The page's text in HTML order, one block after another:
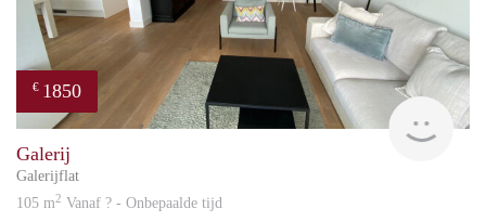
€ 1850
Galerij
Galerijflat
105 m2 Vanaf ? - Onbepaalde tijd